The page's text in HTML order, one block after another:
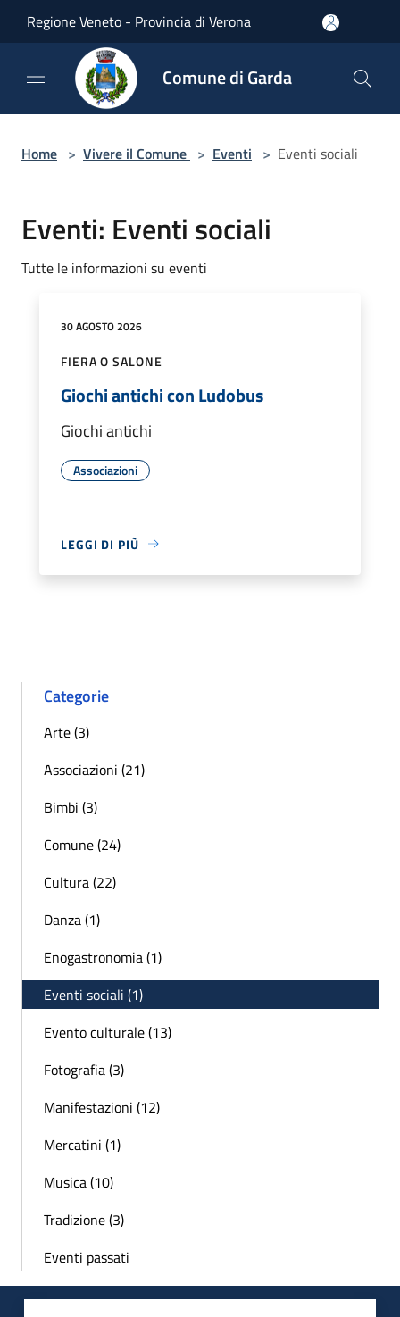
Regione Veneto - Provincia di Verona
Comune di Garda
Home > Vivere il Comune > Eventi > Eventi sociali
Eventi: Eventi sociali
Tutte le informazioni su eventi
30 AGOSTO 2026
FIERA O SALONE
Giochi antichi con Ludobus
Giochi antichi
Associazioni
LEGGI DI PIÙ
Categorie
Arte (3)
Associazioni (21)
Bimbi (3)
Comune (24)
Cultura (22)
Danza (1)
Enogastronomia (1)
Eventi sociali (1)
Evento culturale (13)
Fotografia (3)
Manifestazioni (12)
Mercatini (1)
Musica (10)
Tradizione (3)
Eventi passati